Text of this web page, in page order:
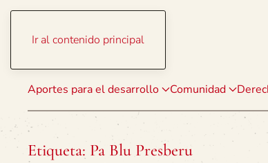
Ir al contenido principal
Aportes para el desarrollo Comunidad
Etiqueta: Pa Blu Presberu